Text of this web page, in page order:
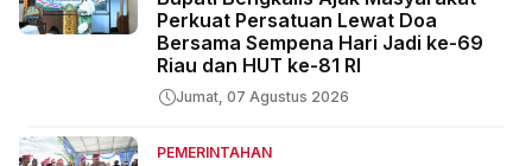
Perkuat Persatuan Lewat Doa
Bersama Sempena Hari Jadi ke-69
Riau dan HUT ke-81 RI
Jumat, 07 Agustus 2026
PEMERINTAHAN